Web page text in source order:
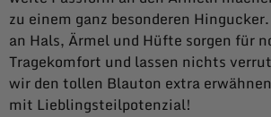
zu einem ganz besonderen
an Hals, Ärmel und Hüfte sorgen für
Tragekomfort und lassen nichts
wir den tollen Blauton extra
mit Lieblingsteilpotenzial!